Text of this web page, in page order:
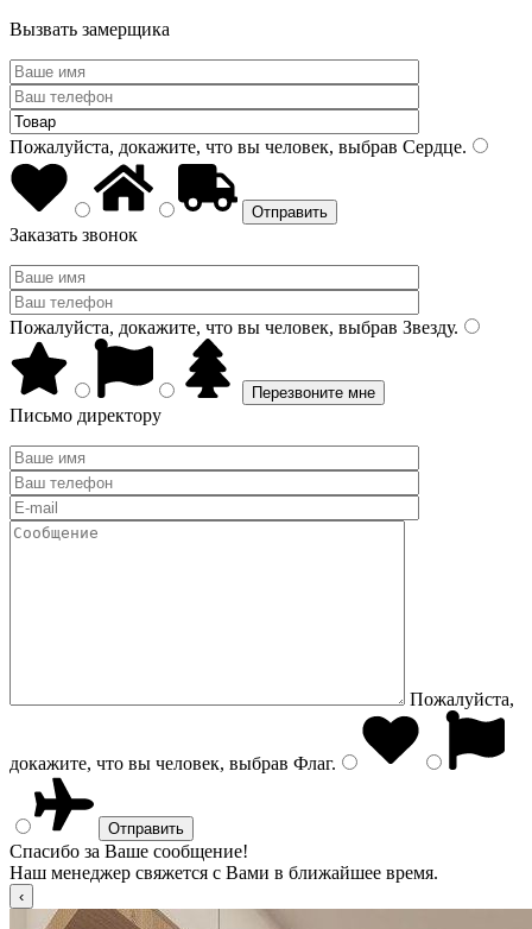
Вызвать замерщика
Пожалуйста, докажите, что вы человек, выбрав Сердце.
Заказать звонок
Пожалуйста, докажите, что вы человек, выбрав Звезду.
Письмо директору
Пожалуйста,
докажите, что вы человек, выбрав Флаг.
Спасибо за Ваше сообщение!
Наш менеджер свяжется с Вами в ближайшее время.